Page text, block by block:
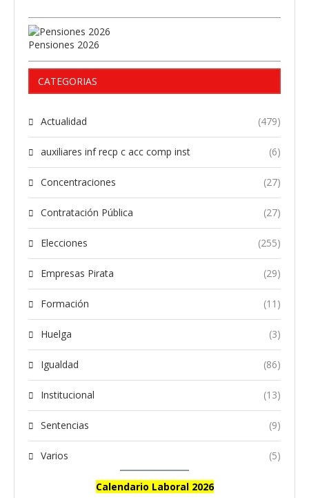
Pensiones 2026
CATEGORIAS
Actualidad (479)
auxiliares inf recp c acc comp inst (6)
Concentraciones (27)
Contratación Pública (27)
Elecciones (255)
Empresas Pirata (29)
Formación (11)
Huelga (3)
Igualdad (86)
Institucional (13)
Sentencias (9)
Varios (5)
Calendario Laboral 2026